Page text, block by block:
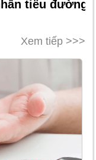
tiểu đường
Xem tiếp >>>